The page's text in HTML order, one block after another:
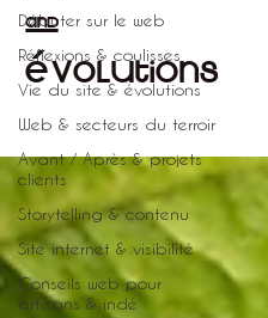
Débuter sur le web
Réflexions & coulisses
Vie du site & évolutions
Web & secteurs du terroir
Avant / Après & projets
clients
Storytelling & contenu
Site internet & visibilité
Conseils web pour
artisans & indé
&
évolutions